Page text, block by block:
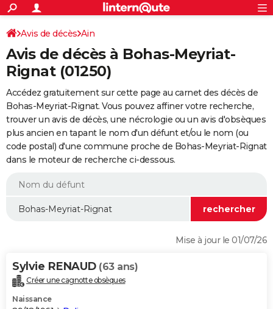
ACTUALITÉS
Politique
Société
Faits Divers
Education
Monde
Villes
+
SPORT
Coupe du monde 2026
Football
Tennis
Cyclisme
Rugby
Forum
CULTURE
FINANCE
Retraite
Impôts
Epargne
Immobilier
Risques naturels par ville
Banque
Assurance
Crédit
Essais
Réserver un essai
Citadines
Berlines
SUV
Forum auto
+
HIGH-TECH
Mobiles
Meilleur smartphone
Internet
Ordinateurs
Jeux vidéo
Guide high-tech
+
BRICOLAGE
Forum
Aménagement intérieur
Extérieur
Cuisine
Salle de bains
Jardinage
Rangement
WEEK-END
Guides de France
Escapades
Patrimoine
Expositions
Musées
Week-end nature
LIFESTYLE
Alimentation
Guide de la santé
Maladies
Médicaments
Sommeil
VOYAGE
Destinations
City break
Voyage nature
Voyage de noces
Forum
Climat
+PHOTO
Avis de décès Ain
Avis de décès à Bohas-Meyriat-
Rignat (01250)
Accédez gratuitement sur cette page au carnet des décès de
Bohas-Meyriat-Rignat. Vous pouvez affiner votre recherche,
trouver un avis de décès, une nécrologie ou un avis d'obsèques
plus ancien en tapant le nom d'un défunt et/ou le nom (ou
code postal) d'une commune proche de Bohas-Meyriat-Rignat
dans le moteur de recherche ci-dessous.
Mise à jour le 01/07/26
Sylvie RENAUD (63 ans)
Créer une cagnotte obsèques
Naissance